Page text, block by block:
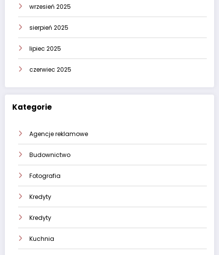
wrzesień 2025
sierpień 2025
lipiec 2025
czerwiec 2025
Kategorie
Agencje reklamowe
Budownictwo
Fotografia
Kredyty
Kredyty
Kuchnia